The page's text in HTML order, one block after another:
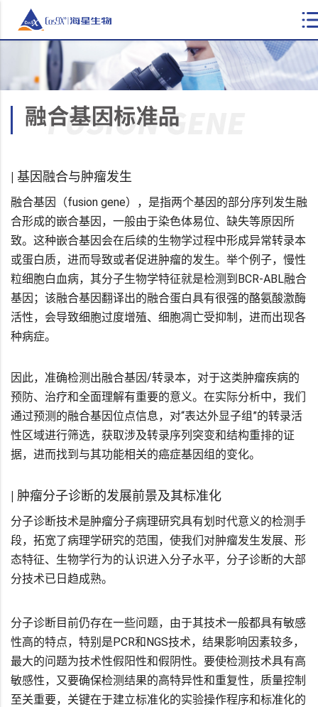
| 基因融合与肿瘤发生
融合基因（fusion gene），是指两个基因的部分序列发生融
合形成的嵌合基因，一般由于染色体易位、缺失等原因所
致。这种嵌合基因会在后续的生物学过程中形成异常转录本
或蛋白质，进而导致或者促进肿瘤的发生。举个例子，慢性
粒细胞白血病，其分子生物学特征就是检测到BCR-ABL融合
基因；该融合基因翻译出的融合蛋白具有很强的酪氨酸激酶
活性，会导致细胞过度增殖、细胞凋亡受抑制，进而出现各
种病症。
因此，准确检测出融合基因/转录本，对于这类肿瘤疾病的
预防、治疗和全面理解有重要的意义。在实际分析中，我们
通过预测的融合基因位点信息，对“表达外显子组”的转录活
性区域进行筛选，获取涉及转录序列突变和结构重排的证
据，进而找到与其功能相关的癌症基因组的变化。
| 肿瘤分子诊断的发展前景及其标准化
分子诊断技术是肿瘤分子病理研究具有划时代意义的检测手
段，拓宽了病理学研究的范围，使我们对肿瘤发生发展、形
态特征、生物学行为的认识进入分子水平，分子诊断的大部
分技术已日趋成熟。
分子诊断目前仍存在一些问题，由于其技术一般都具有敏感
性高的特点，特别是PCR和NGS技术，结果影响因素较多，
最大的问题为技术性假阳性和假阴性。要使检测技术具有高
敏感性，又要确保检测结果的高特异性和重复性，质量控制
至关重要，关键在于建立标准化的实验操作程序和标准化的